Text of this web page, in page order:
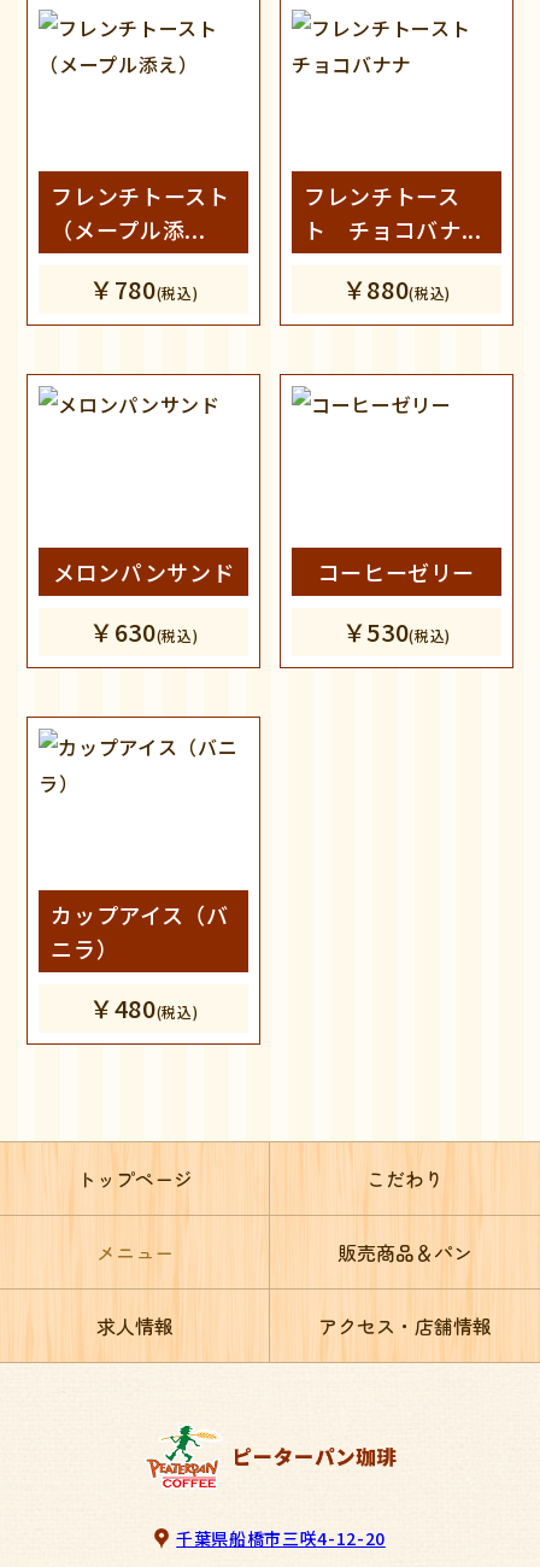
フレンチトースト
（メープル添...
￥780(税込)
フレンチトース
ト チョコバナ...
￥880(税込)
メロンパンサンド
￥630(税込)
コーヒーゼリー
￥530(税込)
カップアイス（バ
ニラ）
￥480(税込)
トップページ こだわり
メニュー 販売商品＆パン
求人情報 アクセス・店舗情報
千葉県船橋市三咲4-12-20